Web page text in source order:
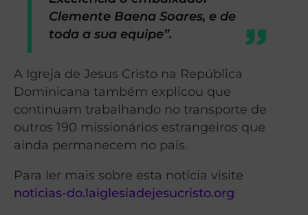
Clemente Baena Soares, e de
toda a sua equipe”.
A Igreja de Jesus Cristo na República
Dominicana também explicou que
continuam trabalhando no transporte de
outros 190 missionários estrangeiros que
ainda permanecem no país.
Para ler mais sobre esta notícia visite
noticias-do.laiglesiadejesucristo.org